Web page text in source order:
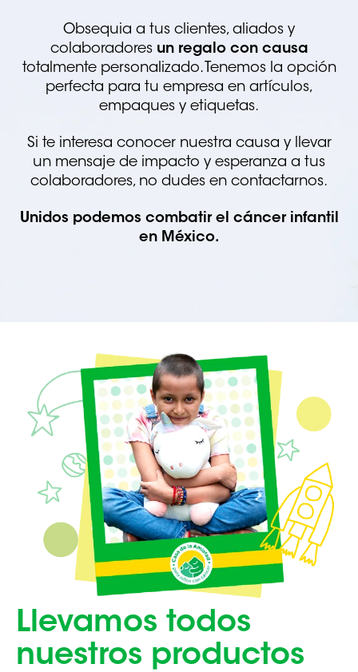
Obsequia a tus clientes, aliados y
colaboradores un regalo con causa
totalmente personalizado. Tenemos la opción
perfecta para tu empresa en artículos,
empaques y etiquetas.
Si te interesa conocer nuestra causa y llevar
un mensaje de impacto y esperanza a tus
colaboradores, no dudes en contactarnos.
Unidos podemos combatir el cáncer infantil
en México.
Llevamos todos
nuestros productos